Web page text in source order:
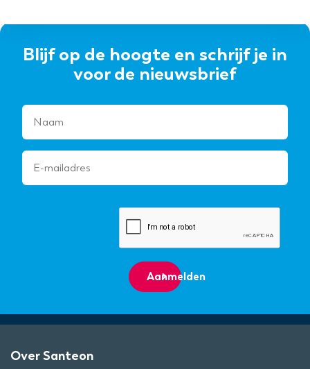
Blijf op de hoogte en schrijf je in
voor de nieuwsbrief
Aanmelden
Over Santeon